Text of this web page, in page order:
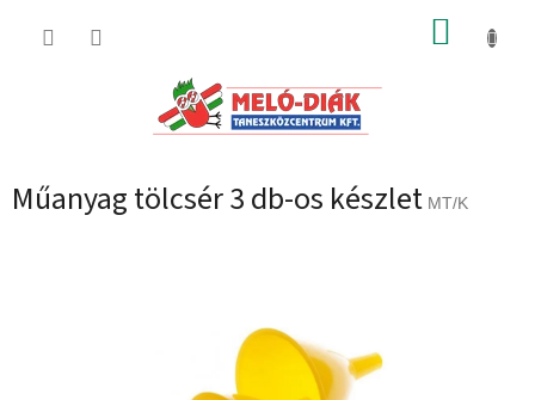
KOSÁR
Műanyag tölcsér 3 db-os készlet MT/K